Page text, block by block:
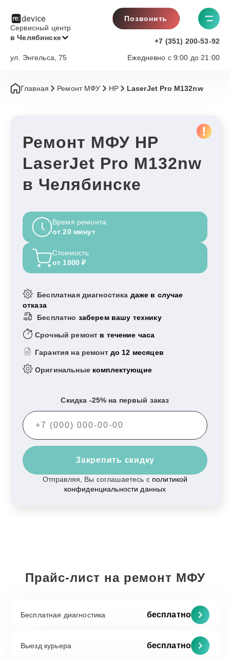
Сервисный центр
в Челябинске
Позвонить
+7 (351) 200-53-92
Ежедневно с 9:00 до 21:00
ул. Энгельса, 75
Главная Ремонт МФУ HP LaserJet Pro M132nw
Ремонт МФУ HP
LaserJet Pro M132nw
в Челябинске
Время ремонта
от 20 минут
Стоимость
от 1000 ₽
Бесплатная диагностика даже в случае
отказа
Бесплатно заберем вашу технику
Срочный ремонт в течение часа
Гарантия на ремонт до 12 месяцев
Оригинальные комплектующие
Скидка -25% на первый заказ
Закрепить скидку
Отправляя, Вы соглашаетесь с политикой
конфиденциальности данных
Прайс-лист на ремонт МФУ
Бесплатная диагностика бесплатно
Выезд курьера бесплатно